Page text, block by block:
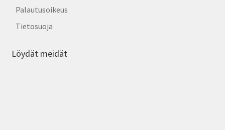
Palautusoikeus
Tietosuoja
Löydät meidät